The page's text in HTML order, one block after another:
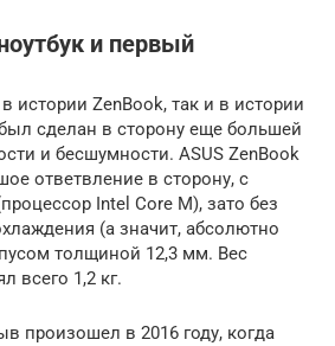
и первый
истории ZenBook, так и в истории
сделан в сторону еще большей
и бесшумности. ASUS ZenBook
ответвление в сторону, с
Intel Core M), зато без
(а значит, абсолютно
толщиной 12,3 мм. Вес
всего 1,2 кг.
произошел в 2016 году, когда